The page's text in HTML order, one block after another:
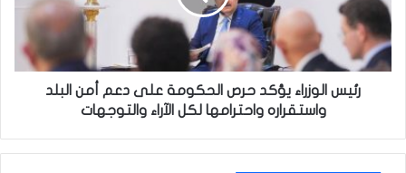
على
دعم
أمن
البلد
واستقرارهرئيس الوزراء يؤكد حرص الحكومة على دعم أمن البلد
واستقراره واحترامها لكل الآراء والتوجهات